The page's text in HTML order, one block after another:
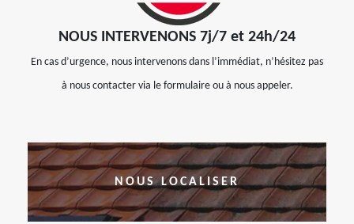
NOUS INTERVENONS 7j/7 et 24h/24
En cas d’urgence, nous intervenons dans l’immédiat, n’hésitez pas
à nous contacter via le formulaire ou à nous appeler.
NOUS LOCALISER